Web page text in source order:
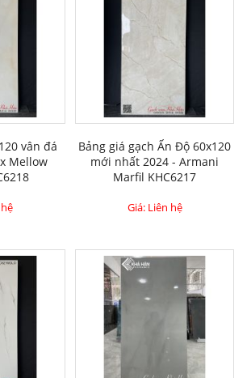
vân đá
Mellow
Bảng giá gạch Ấn Độ 60x120
mới nhất 2024 - Armani
Marfil KHC6217
Giá: Liên hệ